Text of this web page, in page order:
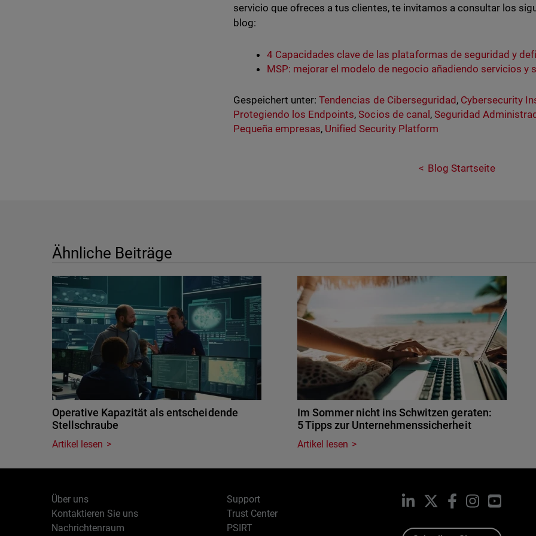
servicio que ofreces a tus clientes, te invitamos a consultar los
blog:
4 Capacidades clave de las plataformas de seguridad y
MSP: mejorar el modelo de negocio añadiendo servicios y
Gespeichert unter: Tendencias de Ciberseguridad , Cybersecurity
Protegiendo los Endpoints,Socios de canal , Seguridad
Pequeña empresas, Unified Security Platform
Blog Startseite
Ähnliche Beiträge
Operative Kapazität als entscheidende
Stellschraube
Artikel lesen
Im Sommer nicht ins Schwitzen geraten:
5 Tipps zur Unternehmenssicherheit
Artikel lesen
Über uns
Kontaktieren Sie uns
Nachrichtenraum
Support
Trust Center
PSIRT
LinkedIn Facebook
Instagram